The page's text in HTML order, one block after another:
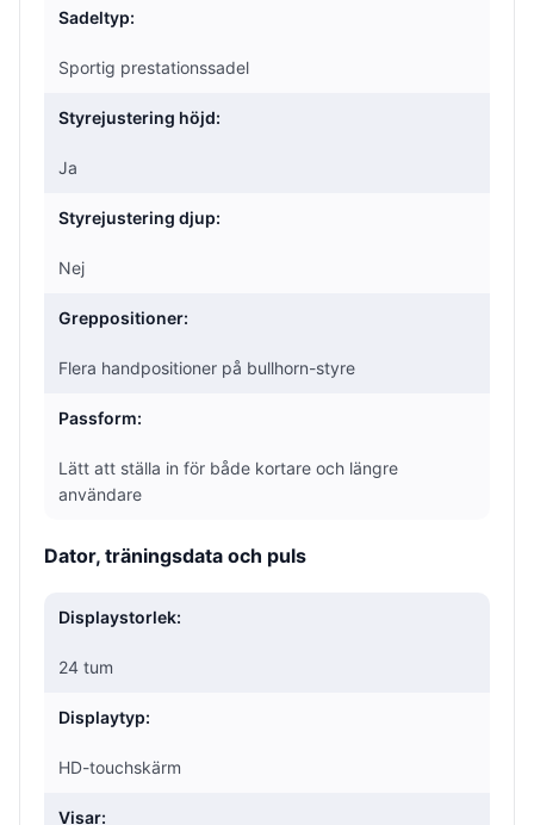
Sadeltyp:
Sportig prestationssadel
Styrejustering höjd:
Ja
Styrejustering djup:
Nej
Greppositioner:
Flera handpositioner på bullhorn-styre
Passform:
Lätt att ställa in för både kortare och längre
användare
Dator, träningsdata och puls
Displaystorlek:
24 tum
Displaytyp:
HD-touchskärm
Visar: